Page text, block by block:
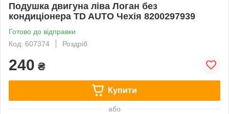
Подушка двигуна ліва Логан без
кондиціонера TD AUTO Чехія 8200297939
Готово до відправки
Код: 607374
Роздріб
240 ₴
Купити
або